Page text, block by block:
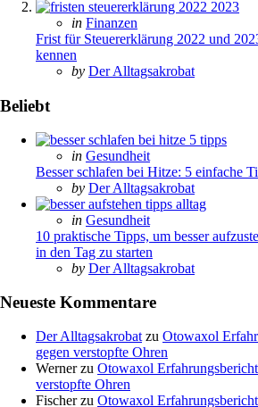
Posted
in
in Finanzen
Frist für Steuererklärung 2022 und
kennen
Posted
by Der Alltagsakrobat
Beliebt
Posted
in
in Gesundheit
Besser schlafen bei Hitze: 5 einfache
Posted
by Der Alltagsakrobat
Posted
in
in Gesundheit
10 praktische Tipps, um besser
in den Tag zu starten
Posted
by Der Alltagsakrobat
Neueste Kommentare
Der Alltagsakrobat zu Otowaxol
gegen verstopfte Ohren
Wernerzu Otowaxol
verstopfte Ohren
Fischerzu Otowaxol